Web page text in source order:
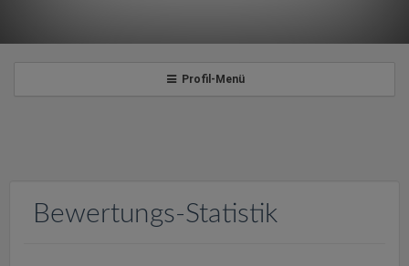
Profil-Menü
Bewertungs-Statistik
a